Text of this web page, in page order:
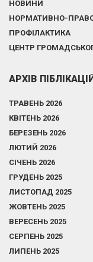
НОВИНИ
НОРМАТИВНО-
ПРОФІЛАКТИКА
ЦЕНТР
АРХІВ
ТРАВЕНЬ 2026
КВІТЕНЬ 2026
БЕРЕЗЕНЬ 2026
ЛЮТИЙ 2026
СІЧЕНЬ 2026
ГРУДЕНЬ 2025
ЛИСТОПАД 2025
ЖОВТЕНЬ 2025
ВЕРЕСЕНЬ 2025
СЕРПЕНЬ 2025
ЛИПЕНЬ 2025